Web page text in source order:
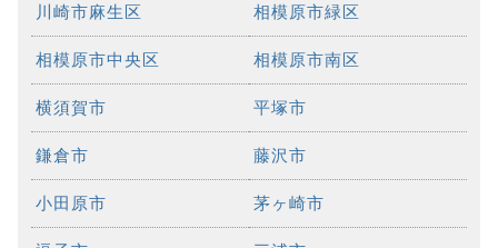
川崎市麻生区 相模原市緑区
相模原市中央区 相模原市南区
横須賀市 平塚市
鎌倉市 藤沢市
小田原市 茅ヶ崎市